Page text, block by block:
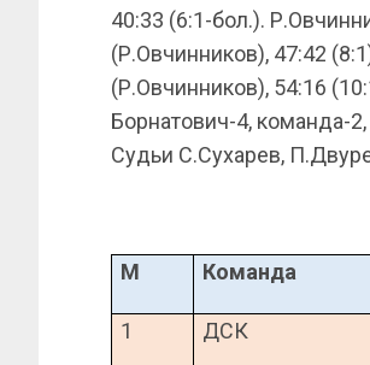
40:33 (6:1-бол.).
(Р.Овчинников), 47:42
(Р.Овчинников), 54:16
Борнатович-4, команда-
Судьи С.Сухарев,
М Команда
1 ДСК